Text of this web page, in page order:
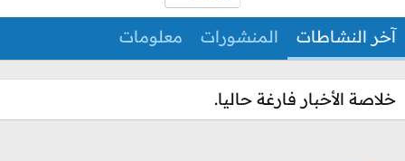
آخر النشاطات المنشورات معلومات
خلاصة الأخبار فارغة حاليا.